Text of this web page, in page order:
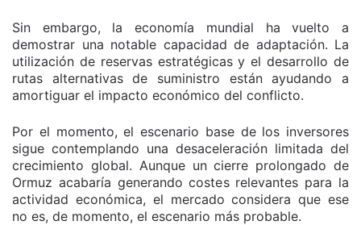
Sin embargo, la economía mundial ha vuelto a
demostrar una notable capacidad de adaptación. La
utilización de reservas estratégicas y el desarrollo de
rutas alternativas de suministro están ayudando a
amortiguar el impacto económico del conflicto.
Por el momento, el escenario base de los inversores
sigue contemplando una desaceleración limitada del
crecimiento global. Aunque un cierre prolongado de
Ormuz acabaría generando costes relevantes para la
actividad económica, el mercado considera que ese
no es, de momento, el escenario más probable.